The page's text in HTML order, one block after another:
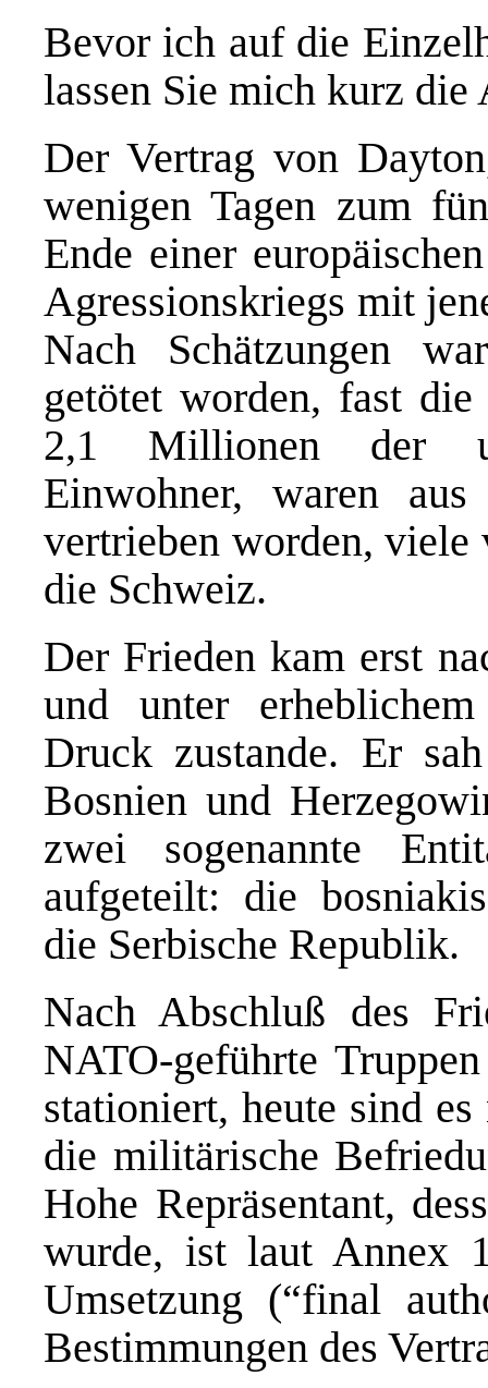
Bevor ich auf die
lassen Sie mich kurz die
Der Vertrag von
wenigen Tagen zum
Ende einer
Agressionskriegs mit
Nach Schätzungen
getötet worden, fast
2,1 Millionen der
Einwohner, waren
vertrieben worden,
die Schweiz.
Der Frieden kam erst
und unter
Druck zustande. Er
Bosnien und
zwei sogenannte
aufgeteilt: die
die Serbische Republik.
Nach Abschluß des
NATO-geführte
stationiert, heute sind
die militärische
Hohe Repräsentant,
wurde, ist laut Annex
Umsetzung (“final
Bestimmungen des